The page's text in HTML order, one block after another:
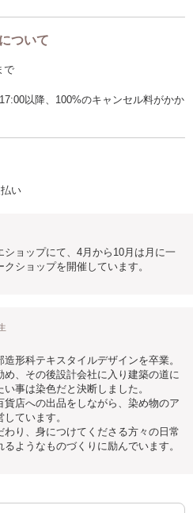
ついて
で
以降、100%のキャンセル料がかか
い
ショップにて、4月から10月は月に一
ショップを開催しています。
形科テキスタイルデザインを卒業。
め、その後設計会社に入り建築の道に
事は染色だと決断しました。
貨店への出品をしながら、染め物のア
ています。
わり、身につけてくださる方々の日常
ようなものづくりに励んでいます。